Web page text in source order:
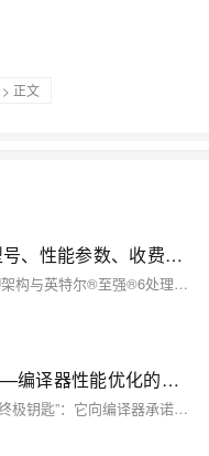
> 正文
阿里云服务器计算型c9i实例cpu型号、性能参数、收费标准与活动价格
阿里云服务器计算型c9i实例搭载全新CIPU架构与英特尔®至强®6处理器，算力稳定且安全加固，单核算力提升20%，支持AMX矩阵加速与TDX安全技术，适用于企业级应用、视频编解码等多场景。实例采用1:2处理器与内存配比，支持高性能NVMe协议与ESSD云盘，网络带宽强大，支持IPv4/IPv6及ERI技术。提供按量付费、包年包月等多种计费模式，当前活动价格低至6.4折，结合优惠券可进一步降低成本，适合承载高性能计算与关键业务。
C语言深度解析：restrict关键字——编译器性能优化的终极钥匙
C99的`restrict`关键字是C语言性能优化的“终极钥匙”：它向编译器承诺指针独占访问内存，彻底解决同类型指针别名问题，解锁循环向量化、寄存器缓存等激进优化。滥用致未定义行为，善用则性能飙升数倍——这才是真正高阶C程序员的必修课。（239字）